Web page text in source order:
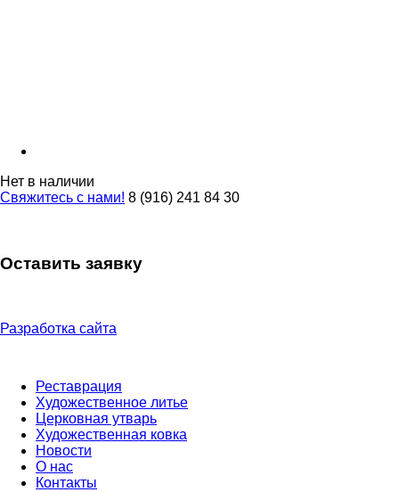
Нет в наличии
Свяжитесь с нами! 8 (916) 241 84 30
Оставить заявку
Разработка сайта
Реставрация
Художественное литье
Церковная утварь
Художественная ковка
Новости
О нас
Контакты